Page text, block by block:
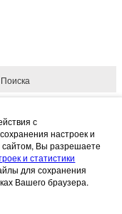
с
настроек и
сайтом, Вы разрешаете
и статистики
для сохранения
Вашего браузера.